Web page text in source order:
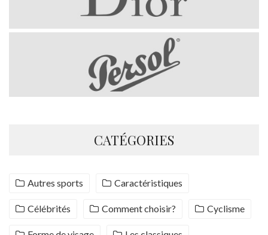
CATÉGORIES
Autres sports Caractéristiques
Célébrités Comment choisir? Cyclisme